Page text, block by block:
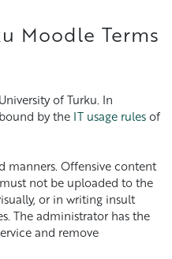
Moodle Terms
of Turku. In
by the IT usage rulesof
manners. Offensive content
not be uploaded to the
or in writing insult
The administrator has the
and remove